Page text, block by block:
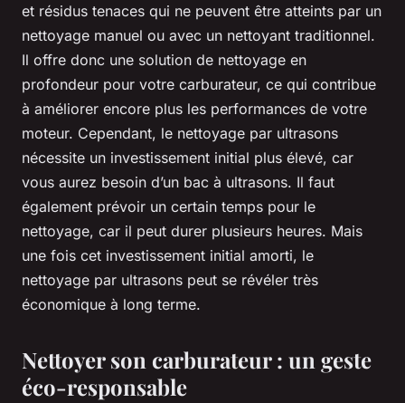
et résidus tenaces qui ne peuvent être atteints par un
nettoyage manuel ou avec un nettoyant traditionnel.
Il offre donc une solution de nettoyage en
profondeur pour votre carburateur, ce qui contribue
à améliorer encore plus les performances de votre
moteur. Cependant, le nettoyage par ultrasons
nécessite un investissement initial plus élevé, car
vous aurez besoin d’un bac à ultrasons. Il faut
également prévoir un certain temps pour le
nettoyage, car il peut durer plusieurs heures. Mais
une fois cet investissement initial amorti, le
nettoyage par ultrasons peut se révéler très
économique à long terme.
Nettoyer son carburateur : un geste
éco-responsable